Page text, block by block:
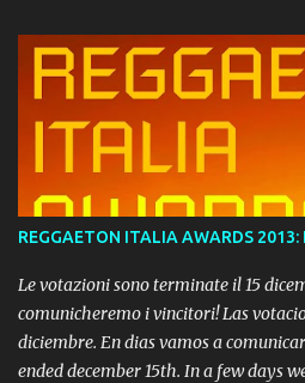
REGGAETON ITALIA AWARDS
Le votazioni sono terminate il 15
comunicheremo i vincitori! Las
diciembre. En dias vamos a
ended december 15th. In a few days